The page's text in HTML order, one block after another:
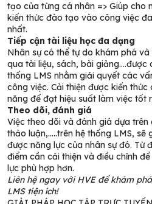
tạo của từng cá nhân => Giúp cho
kiến thức đào tạo vào công việc
nhất.
Tiếp cận tài liệu học đa dạng
Nhân sự có thể tự do khám phá
qua tài liệu, sách, bài giảng….được
thống LMS nhằm giải quyết các
công việc. Cải thiện được kiến
năng để đạt hiệu suất làm việc tốt
Theo dõi, đánh giá
Việc theo dõi và đánh giá dựa
thảo luận,…..trên hệ thống LMS, sẽ
được năng lực của nhân sự đó. Từ
điểm cần cải thiện và điều chỉnh
lực phù hợp hơn.
Liên hệ ngay với HVE để khám
LMS tiện ích!